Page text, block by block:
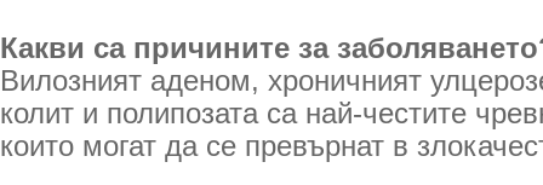
Какви са причините за
Вилозният аденом, хроничният
колит и полипозата са най-честите
които могат да се превърнат в